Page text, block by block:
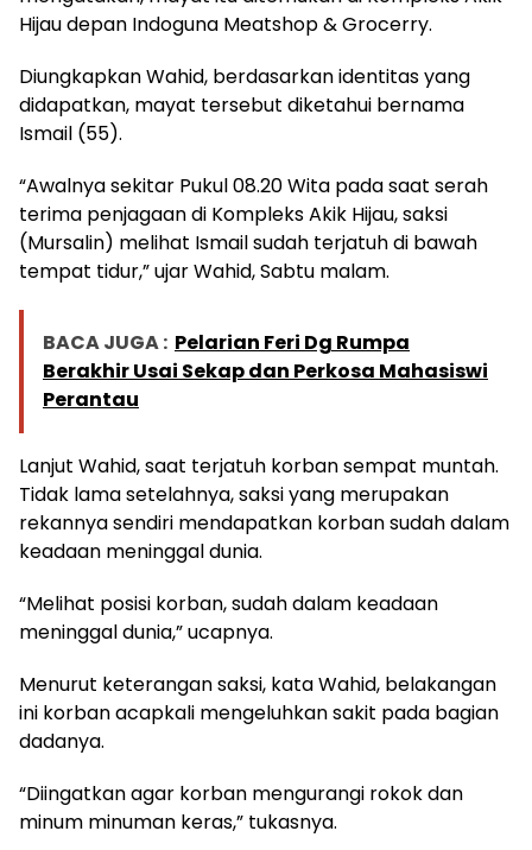
Hijau depan Indoguna Meatshop & Grocerry.
Diungkapkan Wahid, berdasarkan identitas yang
didapatkan, mayat tersebut diketahui bernama
Ismail (55).
“Awalnya sekitar Pukul 08.20 Wita pada saat serah
terima penjagaan di Kompleks Akik Hijau, saksi
(Mursalin) melihat Ismail sudah terjatuh di bawah
tempat tidur,” ujar Wahid, Sabtu malam.
BACA JUGA : Pelarian Feri Dg Rumpa
Berakhir Usai Sekap dan Perkosa Mahasiswi
Perantau
Lanjut Wahid, saat terjatuh korban sempat muntah.
Tidak lama setelahnya, saksi yang merupakan
rekannya sendiri mendapatkan korban sudah dalam
keadaan meninggal dunia.
“Melihat posisi korban, sudah dalam keadaan
meninggal dunia,” ucapnya.
Menurut keterangan saksi, kata Wahid, belakangan
ini korban acapkali mengeluhkan sakit pada bagian
dadanya.
“Diingatkan agar korban mengurangi rokok dan
minum minuman keras,” tukasnya.